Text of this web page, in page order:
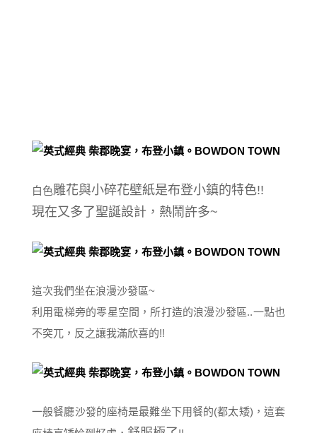
白色雕花與小碎花壁紙是布登小鎮的特色!!
現在又多了聖誕設計，熱鬧許多~
這次我們坐在浪漫沙發區~
利用電梯旁的零星空間，所打造的浪漫沙發區..一點也
不突兀，反之讓我滿欣喜的!!
一般餐廳沙發的座椅是最難坐下用餐的(都太矮)，這套